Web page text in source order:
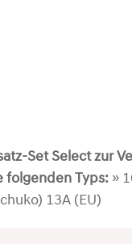
Set Select zur
folgenden Typs: »
13A (EU)